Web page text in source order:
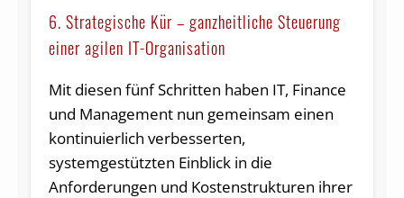
6. Strategische Kür – ganzheitliche Steuerung
einer agilen IT-Organisation
Mit diesen fünf Schritten haben IT, Finance
und Management nun gemeinsam einen
kontinuierlich verbesserten,
systemgestützten Einblick in die
Anforderungen und Kostenstrukturen ihrer